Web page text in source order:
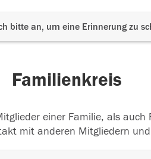
bitte an, um eine Erinnerung zu
Familienkreis
einer Familie, als
mit anderen Mitgliedern